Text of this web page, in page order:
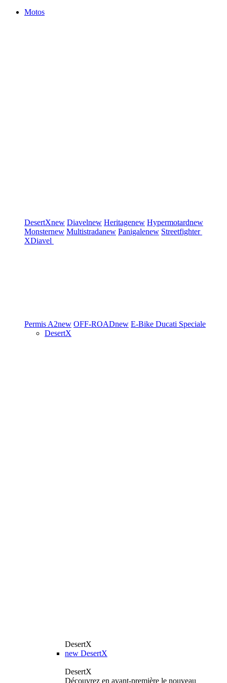
Motos
DesertXnew Diavelnew Heritagenew Hypermotardnew
Monsternew Multistradanew Panigalenew Streetfighter
XDiavel
Permis A2new OFF-ROADnew E-Bike Ducati Speciale
DesertX
DesertX
new DesertX
DesertX
Découvrez en avant-première le nouveau